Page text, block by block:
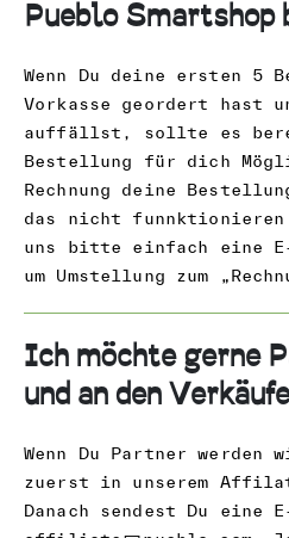
Pueblo Smartshop
Wenn Du deine ersten 5
Vorkasse geordert hast
auffällst, sollte es
Bestellung für dich
Rechnung deine
das nicht
uns bitte einfach eine
um Umstellung zum
Ich möchte gerne
und an den
Wenn Du Partner
zuerst in unserem
Danach sendest Du eine